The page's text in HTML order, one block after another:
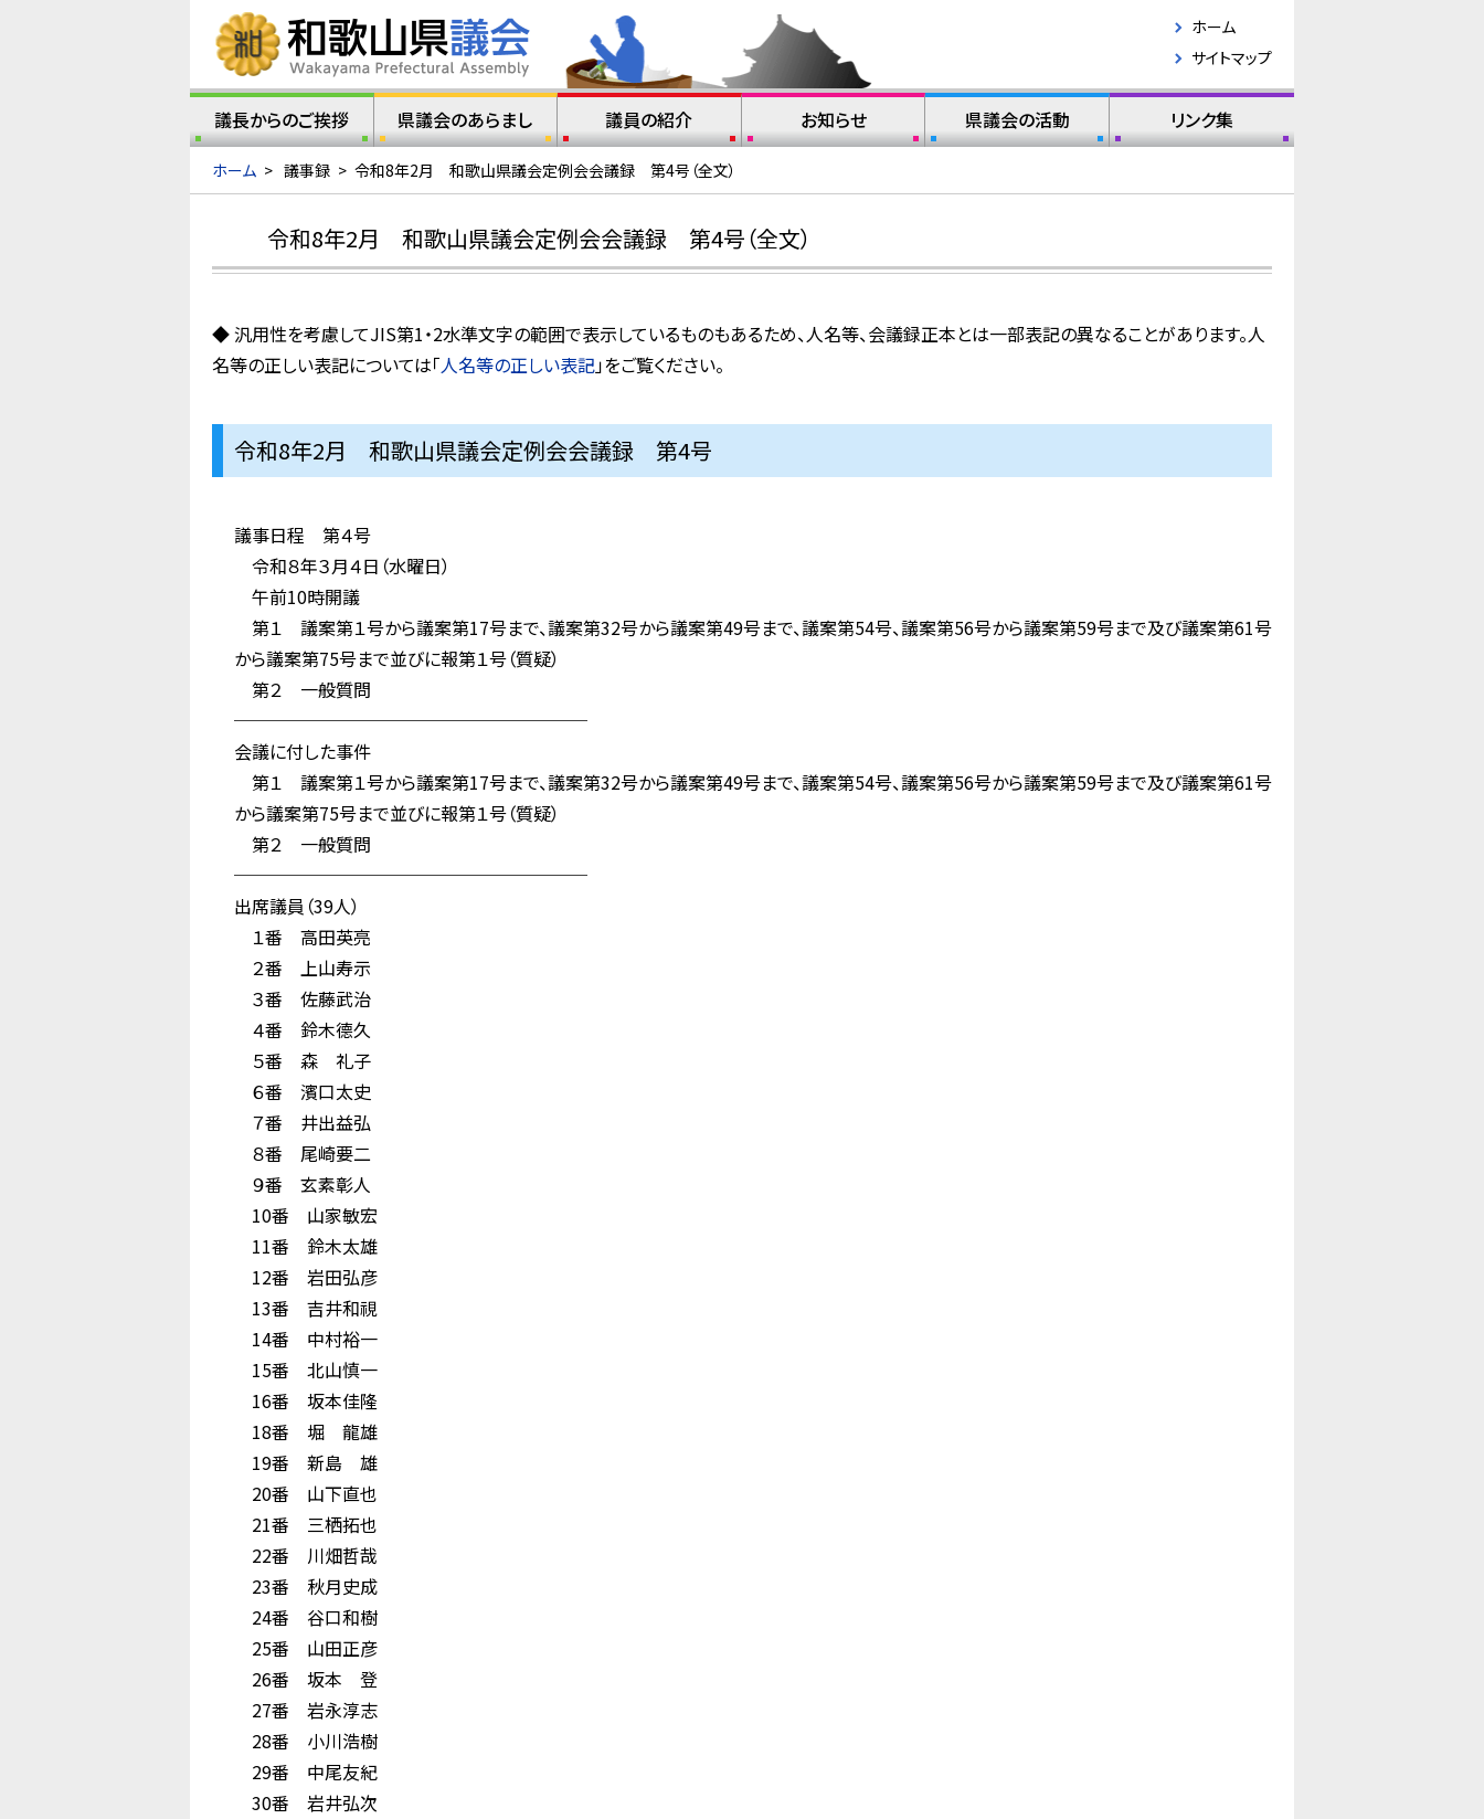
ホーム
サイトマップ
議長からのご挨拶 県議会のあらまし 議員の紹介 お知らせ 県議会の活動 リンク集
ホーム > 議事録 > 令和8年2月 和歌山県議会定例会会議録 第4号（全文）
令和8年2月 和歌山県議会定例会会議録 第4号（全文）
◆ 汎用性を考慮してJIS第1・2水準文字の範囲で表示しているものもあるため、人名等、会議録正本とは一部表記の異なることがあります。人
名等の正しい表記については「人名等の正しい表記」をご覧ください。
令和8年2月 和歌山県議会定例会会議録 第4号
議事日程 第４号
令和８年３月４日（水曜日）
午前10時開議
第１ 議案第１号から議案第17号まで、議案第32号から議案第49号まで、議案第54号、議案第56号から議案第59号まで及び議案第61号
から議案第75号まで並びに報第１号（質疑）
第２ 一般質問
────────────────────
会議に付した事件
第１ 議案第１号から議案第17号まで、議案第32号から議案第49号まで、議案第54号、議案第56号から議案第59号まで及び議案第61号
から議案第75号まで並びに報第１号（質疑）
第２ 一般質問
────────────────────
出席議員（39人）
１番 高田英亮
２番 上山寿示
３番 佐藤武治
４番 鈴木德久
５番 森 礼子
６番 濱口太史
７番 井出益弘
８番 尾崎要二
９番 玄素彰人
10番 山家敏宏
11番 鈴木太雄
12番 岩田弘彦
13番 吉井和視
14番 中村裕一
15番 北山慎一
16番 坂本佳隆
18番 堀 龍雄
19番 新島 雄
20番 山下直也
21番 三栖拓也
22番 川畑哲哉
23番 秋月史成
24番 谷口和樹
25番 山田正彦
26番 坂本 登
27番 岩永淳志
28番 小川浩樹
29番 中尾友紀
30番 岩井弘次